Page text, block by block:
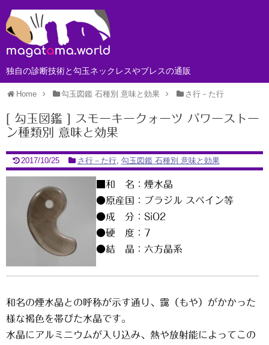
独自の診断技術と勾玉ネックレスやブレスの通販
Home 勾玉図鑑 石種別 意味と効果 さ行－た行
[ 勾玉図鑑 ] スモーキークォーツ パワーストー
ン種類別 意味と効果
2017/10/25 さ行－た行, 勾玉図鑑 石種別 意味と効果
■和 名：煙水晶
●原産国：ブラジル スペイン等
●成 分：SiO2
●硬 度：7
●結 晶：六方晶系
和名の煙水晶との呼称が示す通り、靄（もや）がかかった
様な褐色を帯びた水晶です。
水晶にアルミニウムが入り込み、熱や放射能によってこの